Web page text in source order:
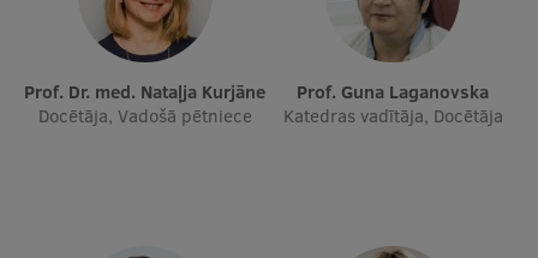
Prof. Dr. med. Nataļja Kurjāne
Docētāja, Vadošā pētniece
Prof. Guna Laganovska
Katedras vadītāja, Docētāja